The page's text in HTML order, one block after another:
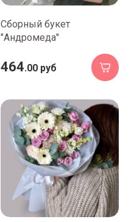
Сборный букет
"Андромеда"
464.00 руб